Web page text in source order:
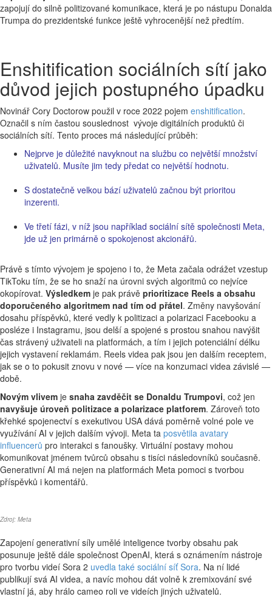
zapojují do silně politizované komunikace, která je po nástupu Donalda
Trumpa do prezidentské funkce ještě vyhrocenější než předtím.
Enshitification sociálních sítí jako
důvod jejich postupného úpadku
Novinář Cory Doctorow použil v roce 2022 pojem enshitification.
Označil s ním častou souslednost vývoje digitálních produktů či
sociálních sítí. Tento proces má následující průběh:
Nejprve je důležité navyknout na službu co největší množství
uživatelů. Musíte jim tedy předat co největší hodnotu.
S dostatečně velkou bází uživatelů začnou být prioritou
inzerenti.
Ve třetí fázi, v níž jsou například sociální sítě společnosti Meta,
jde už jen primárně o spokojenost akcionářů.
Právě s tímto vývojem je spojeno i to, že Meta začala odrážet vzestup
TikToku tím, že se ho snaží na úrovni svých algoritmů co nejvíce
okopírovat. Výsledkem je pak právě prioritizace Reels a obsahu
doporučeného algoritmem nad tím od přátel. Změny navyšování
dosahu příspěvků, které vedly k politizaci a polarizaci Facebooku a
posléze i Instagramu, jsou delší a spojené s prostou snahou navýšit
čas strávený uživateli na platformách, a tím i jejich potenciální délku
jejich vystavení reklamám. Reels videa pak jsou jen dalším receptem,
jak se o to pokusit znovu v nové — více na konzumaci videa závislé —
době.
Novým vlivem je snaha zavděčit se Donaldu Trumpovi, což jen
navyšuje úroveň politizace a polarizace platforem. Zároveň toto
křehké spojenectví s exekutivou USA dává poměrně volné pole ve
využívání AI v jejich dalším vývoji. Meta ta posvětila avatary
influencerů pro interakci s fanoušky. Virtuální postavy mohou
komunikovat jménem tvůrců obsahu s tisíci následovníků současně.
Generativní AI má nejen na platformách Meta pomoci s tvorbou
příspěvků i komentářů.
Zdroj: Meta
Zapojení generativní síly umělé inteligence tvorby obsahu pak
posunuje ještě dále společnost OpenAI, která s oznámením nástroje
pro tvorbu videí Sora 2 uvedla také sociální síť Sora. Na ní lidé
publikují svá AI videa, a navíc mohou dát volně k zremixování své
vlastní já, aby hrálo cameo roli ve videích jiných uživatelů.